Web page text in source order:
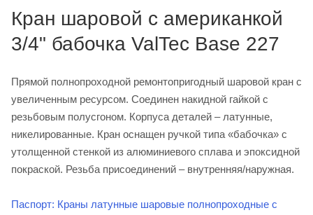
Кран шаровой с американкой
3/4" бабочка ValTec Base 227
Прямой полнопроходной ремонтопригодный шаровой кран с
увеличенным ресурсом. Соединен накидной гайкой с
резьбовым полусгоном. Корпуса деталей – латунные,
никелированные. Кран оснащен ручкой типа «бабочка» с
утолщенной стенкой из алюминиевого сплава и эпоксидной
покраской. Резьба присоединений – внутренняя/наружная.
Паспорт: Краны латунные шаровые полнопроходные с